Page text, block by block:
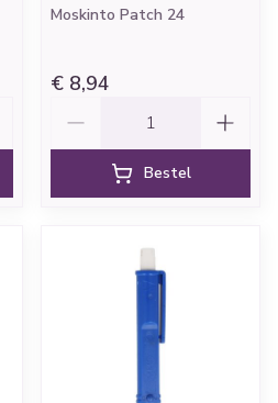
Moskinto Patch 24
€ 8,94
Bestel